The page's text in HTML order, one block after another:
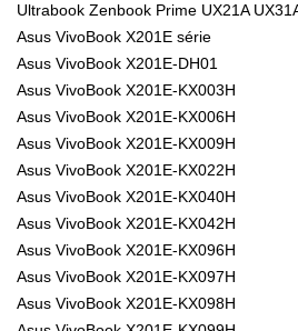
Ultrabook Zenbook Prime UX21A
Asus VivoBook X201E série
Asus VivoBook X201E-DH01
Asus VivoBook X201E-KX003H
Asus VivoBook X201E-KX006H
Asus VivoBook X201E-KX009H
Asus VivoBook X201E-KX022H
Asus VivoBook X201E-KX040H
Asus VivoBook X201E-KX042H
Asus VivoBook X201E-KX096H
Asus VivoBook X201E-KX097H
Asus VivoBook X201E-KX098H